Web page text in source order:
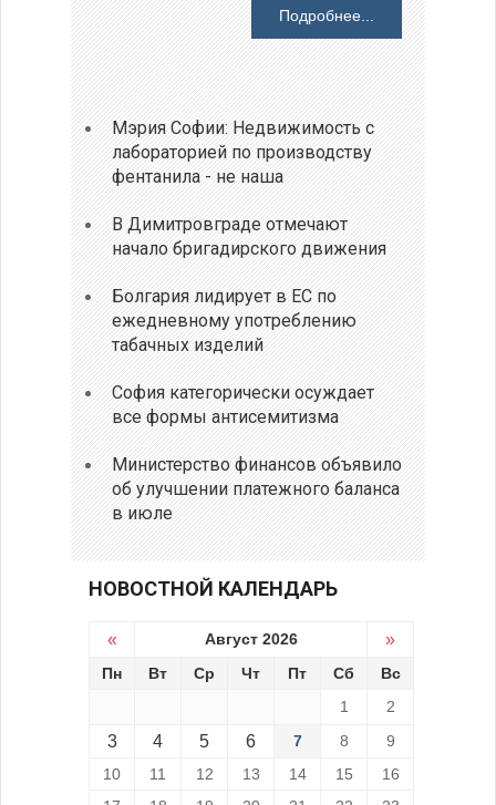
Подробнее...
Мэрия Софии: Недвижимость с
лабораторией по производству
фентанила - не наша
В Димитровграде отмечают
начало бригадирского движения
Болгария лидирует в ЕС по
ежедневному употреблению
табачных изделий
София категорически осуждает
все формы антисемитизма
Министерство финансов объявило
об улучшении платежного баланса
в июле
НОВОСТНОЙ КАЛЕНДАРЬ
« Август 2026 »
Пн Вт Ср Чт Пт Сб
Вс
1
2
3 4 5 6 7 8
9
10
11 12 13 14 15
16